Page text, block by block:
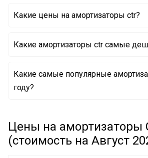
Какие цены на амортизаторы ctr?
Какие амортизаторы ctr самые
Амортизатор GY0538G CTR
Какие самые популярные
году?
Цены на амортизаторы
(стоимость на Август